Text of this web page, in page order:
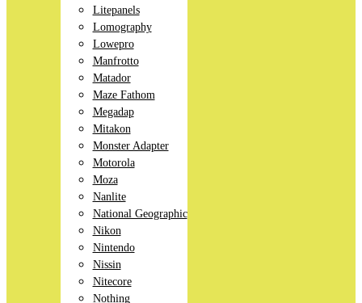
Litepanels
Lomography
Lowepro
Manfrotto
Matador
Maze Fathom
Megadap
Mitakon
Monster Adapter
Motorola
Moza
Nanlite
National Geographic
Nikon
Nintendo
Nissin
Nitecore
Nothing